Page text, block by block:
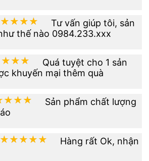
Tư vấn giúp tôi, sản
thế nào 0984.233.xxx
Quá tuyệt cho 1 sản
khuyến mại thêm quà
Sản phẩm chất lượng
★★★★★
★★★★★
Hàng rất Ok, nhận